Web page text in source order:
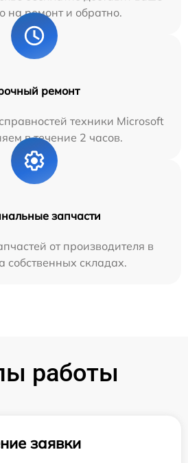
на ремонт и обратно.
ремонт
техники Microsoft
в течение 2 часов.
запчасти
от производителя в
собственных складах.
работы
заявки